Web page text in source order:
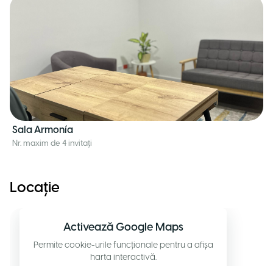
Sala Armonía
Nr. maxim de 4 invitați
Locație
Activează Google Maps
Permite cookie-urile funcționale pentru a afișa
harta interactivă.